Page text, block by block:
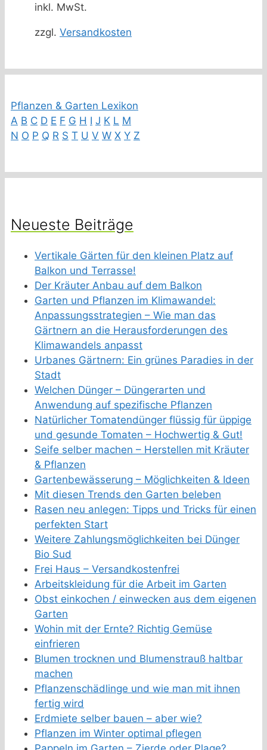
inkl. MwSt.
zzgl. Versandkosten
Pflanzen & Garten Lexikon
A B C D E F G H I J K L M
N O P Q R S T U V W X Y Z
Neueste Beiträge
Vertikale Gärten für den kleinen Platz auf
Balkon und Terrasse!
Der Kräuter Anbau auf dem Balkon
Garten und Pflanzen im Klimawandel:
Anpassungsstrategien – Wie man das
Gärtnern an die Herausforderungen des
Klimawandels anpasst
Urbanes Gärtnern: Ein grünes Paradies in der
Stadt
Welchen Dünger – Düngerarten und
Anwendung auf spezifische Pflanzen
Natürlicher Tomatendünger flüssig für üppige
und gesunde Tomaten – Hochwertig & Gut!
Seife selber machen – Herstellen mit Kräuter
& Pflanzen
Gartenbewässerung – Möglichkeiten & Ideen
Mit diesen Trends den Garten beleben
Rasen neu anlegen: Tipps und Tricks für einen
perfekten Start
Weitere Zahlungsmöglichkeiten bei Dünger
Bio Sud
Frei Haus – Versandkostenfrei
Arbeitskleidung für die Arbeit im Garten
Obst einkochen / einwecken aus dem eigenen
Garten
Wohin mit der Ernte? Richtig Gemüse
einfrieren
Blumen trocknen und Blumenstrauß haltbar
machen
Pflanzenschädlinge und wie man mit ihnen
fertig wird
Erdmiete selber bauen – aber wie?
Pflanzen im Winter optimal pflegen